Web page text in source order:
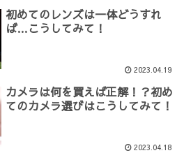
初めてのレンズは一体どうすれ
ば…こうしてみて！
2023.04.19
カメラは何を買えば正解！？初め
てのカメラ選びはこうしてみて！
2023.04.18